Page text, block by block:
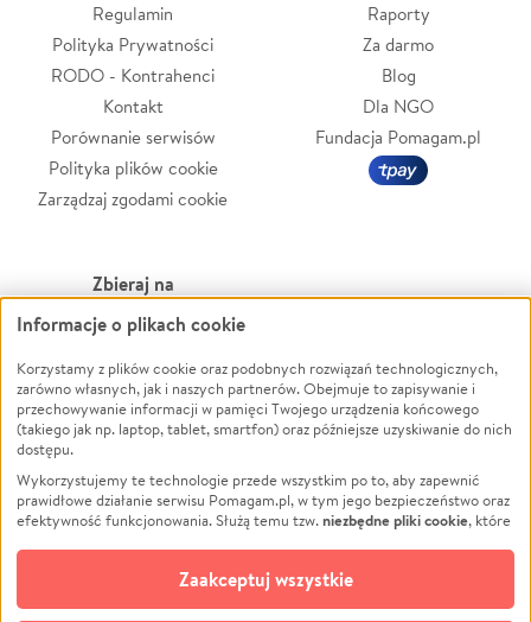
Regulamin
Polityka Prywatności
RODO - Kontrahenci
Kontakt
Porównanie serwisów
Polityka plików cookie
Zarządzaj zgodami cookie
Raporty
Za darmo
Blog
Dla NGO
Fundacja Pomagam.pl
Zbieraj na
Leczenie
Zwierzęta
Pożar
Ukraina
Pomoc Finansowa
Projekty
Pogrzeb
Społeczność lokalna
Kultura
Powódź
Wichura
NGO
Edukacja
Podróż
Impreza
Ochrona środowiska
Biznes
Informacje o plikach cookie
Korzystamy z plików cookie oraz podobnych rozwiązań technologicznych,
zarówno własnych, jak i naszych partnerów. Obejmuje to zapisywanie i
przechowywanie informacji w pamięci Twojego urządzenia końcowego
(takiego jak np. laptop, tablet, smartfon) oraz późniejsze uzyskiwanie do nich
dostępu.
Wykorzystujemy te technologie przede wszystkim po to, aby zapewnić
prawidłowe działanie serwisu Pomagam.pl, w tym jego bezpieczeństwo oraz
efektywność funkcjonowania. Służą temu tzw.niezbędne pliki cookie, które
opcjonalnych plików cookie
technologii do celów analitycznych i retargetingowych. Możesz wyrazić
zgodę na ich stosowanie lub jej odmówić. W dowolnym momencie masz
Zaakceptuj wszystkie